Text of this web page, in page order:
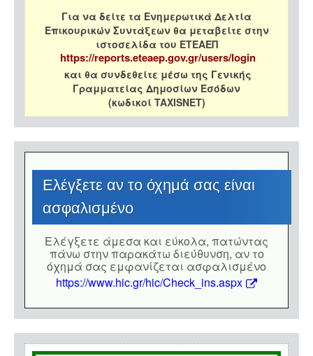
Για να δείτε τα Ενημερωτικά Δελτία
Επικουρικών Συντάξεων θα μεταβείτε στην
ιστοσελίδα του ΕΤΕΑΕΠ
https://reports.eteaep.gov.gr/users/login
και θα συνδεθείτε μέσω της Γενικής
Γραμματείας Δημοσίων Εσόδων
(κωδικοί TAXISNET)
Eλέγξετε αν το όχημά σας είναι
ασφαλισμένο
Eλέγξετε άμεσα και εύκολα, πατώντας
πάνω στην παρακάτω διεύθυνση, αν το
όχημά σας εμφανίζεται ασφαλισμένο
https://www.hic.gr/hic/Check_ins.aspx